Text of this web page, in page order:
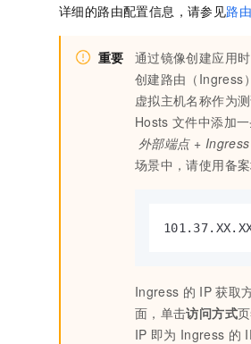
详细的路由配置信息，请参见路
重要
通过镜像创建应用
创建路由（Ingress
虚拟主机名称作为
Hosts 文件中添加
外部端点+ Ingress
场景中，请使用备案
Ingress 的 IP 获取
面，单击访问方式
IP 即为 Ingress 的